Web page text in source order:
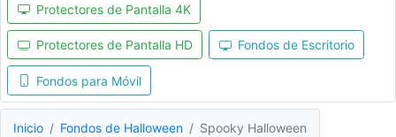
Protectores de Pantalla 4K
Protectores de Pantalla HD Fondos de Escritorio
Fondos para Móvil
Inicio Fondos de Halloween Spooky Halloween